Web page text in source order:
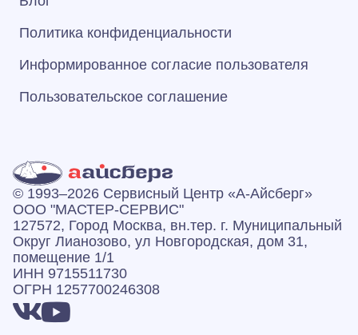
Политика конфиденциальности
Информированное согласие пользователя
Пользовательское соглашение
© 1993–2026 Сервисный Центр «А‑Айсберг»
ООО "МАСТЕР-СЕРВИС"
127572, Город Москва, вн.тер. г. Муниципальный
Округ Лианозово, ул Новгородская, дом 31,
помещение 1/1
ИНН 9715511730
ОГРН 1257700246308